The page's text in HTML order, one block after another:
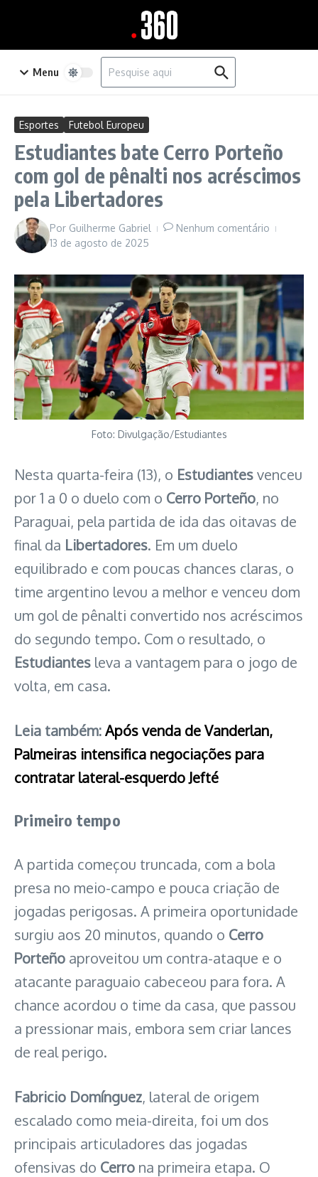
Menu
Procurar por:
Esportes Futebol Europeu
Estudiantes bate Cerro Porteño
com gol de pênalti nos acréscimos
pela Libertadores
Por Guilherme Gabriel
Nenhum comentário
13 de agosto de 2025
Foto: Divulgação/Estudiantes
Nesta quarta-feira (13), o Estudiantesvenceu
por 1 a 0 o duelo com o Cerro Porteño, no
Paraguai, pela partida de ida das oitavas de
final da Libertadores. Em um duelo
equilibrado e com poucas chances claras, o
time argentino levou a melhor e venceu dom
um gol de pênalti convertido nos acréscimos
do segundo tempo. Com o resultado, o
Estudiantes leva a vantagem para o jogo de
volta, em casa.
Leia também:Após venda de Vanderlan,
Palmeiras intensifica negociações para
contratar lateral-esquerdo Jefté
Primeiro tempo
A partida começou truncada, com a bola
presa no meio-campo e pouca criação de
jogadas perigosas. A primeira oportunidade
surgiu aos 20 minutos, quando o Cerro
Porteño aproveitou um contra-ataque e o
atacante paraguaio cabeceou para fora. A
chance acordou o time da casa, que passou
a pressionar mais, embora sem criar lances
de real perigo.
Fabricio Domínguez, lateral de origem
escalado como meia-direita, foi um dos
principais articuladores das jogadas
ofensivas do Cerro na primeira etapa. O